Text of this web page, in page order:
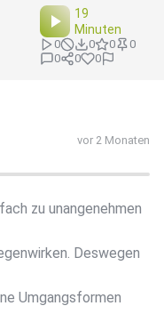
19
Minuten
0 0 0
0
0
0 0
vor 2 Monaten
zu unangenehmen
Deswegen
Umgangsformen